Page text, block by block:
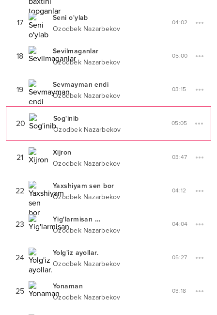
17
Seni o'ylab
Ozodbek Nazarbekov
04:02
18
Sevilmaganlar
Ozodbek Nazarbekov
05:00
19
Sevmayman endi
Ozodbek Nazarbekov
03:15
20
Sog'inib
Ozodbek Nazarbekov
05:05
21
Xijron
Ozodbek Nazarbekov
03:47
22
Yaxshiyam sen bor
Ozodbek Nazarbekov
04:12
23
Yig'larmisan
Ozodbek Nazarbekov
04:04
24
Yolg'iz ayollar.
Ozodbek Nazarbekov
05:27
25
Yonaman
Ozodbek Nazarbekov
03:18